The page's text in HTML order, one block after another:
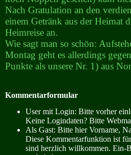
Nach Gratulation an den
einem Getränk aus der Heimat
Heimreise an.
Wie sagt man so schön:
Montag geht es allerdings
Punkte als unsere Nr. 1) aus
Kommentarformular
User mit Login: Bitte vorher
Keine Logindaten? Bitte
Als Gast: Bitte hier Vorname,
Diese Kommentarfunktion ist
sind herzlich willkommen. Ein-